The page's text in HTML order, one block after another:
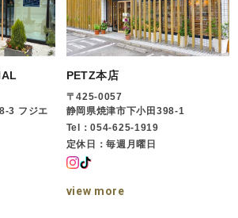
3 フジエ
PETZ本店
〒425-0057
静岡県焼津市下小田398-1
Tel：054-625-1919
定休日：毎週月曜日
view more